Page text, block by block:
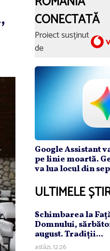
CONECTATĂ
Proiect susținut
de
Google Assistant
pe linie moartă.
va lua locul din
ULTIMELE
Schimbarea la
Domnului,
august. Tradiţii...
astăzi, 12:26